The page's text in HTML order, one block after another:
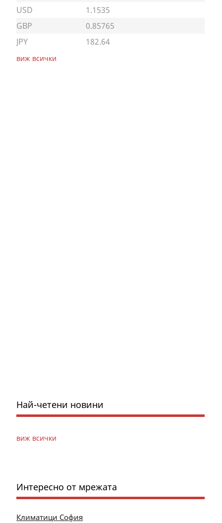
USD
1.1535
GBP
0.85765
JPY
182.64
виж всички
Най-четени новини
виж всички
Интересно от мрежата
Климатици София